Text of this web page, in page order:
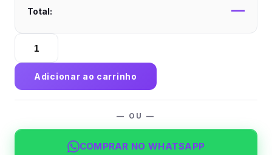
Total: —
ESPECIAL
Jogos
-
Folder
Couchê
Sem
Adicionar ao carrinho
— OU —
COMPRAR NO WHATSAPP